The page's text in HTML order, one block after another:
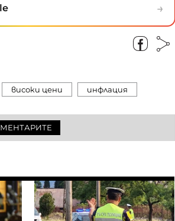
→
високи цени инфлация